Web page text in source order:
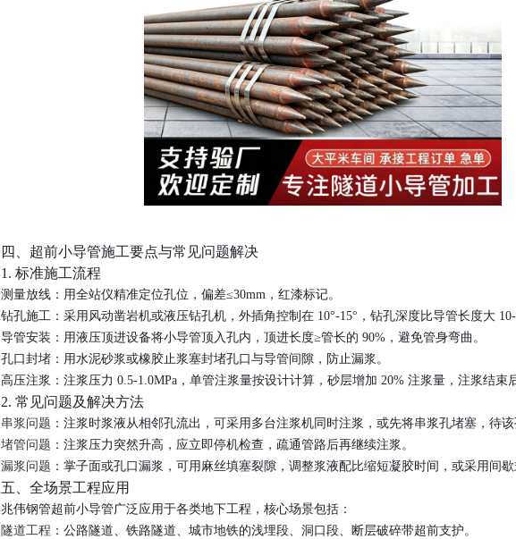
四、超前小导管施工要点与常见问题解决
1. 标准施工流程
测量放线：用全站仪精准定位孔位，偏差≤30mm，红漆标记。
钻孔施工：采用风动凿岩机或液压钻孔机，外插角控制在 10°-15°，钻孔深度比导管长度大 10-
导管安装：用液压顶进设备将小导管顶入孔内，顶进长度≥管长的 90%，避免管身弯曲。
孔口封堵：用水泥砂浆或橡胶止浆塞封堵孔口与导管间隙，防止漏浆。
高压注浆：注浆压力 0.5-1.0MPa，单管注浆量按设计计算，砂层增加 20% 注浆量，注浆结束
2. 常见问题及解决方法
串浆问题 ：注浆时浆液从相邻孔流出，可采用多台注浆机同时注浆，或先将串浆孔堵塞，待该
堵管问题 ：注浆压力突然升高，应立即停机检查，疏通管路后再继续注浆。
漏浆问题 ：掌子面或孔口漏浆，可用麻丝填塞裂隙，调整浆液配比缩短凝胶时间，或采用间歇
五、全场景工程应用
兆伟钢管超前小导管广泛应用于各类地下工程，核心场景包括：
隧道工程 ：公路隧道、铁路隧道、城市地铁的浅埋段、洞口段、断层破碎带超前支护。